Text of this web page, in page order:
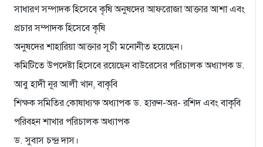
সাধারণ সম্পাদক হিসেবে কৃষি অনুষদের আফরোজা আক্তার আশা এবং
প্রচার সম্পাদক হিসেবে কৃষি
অনুষদের শাহারিয়া আক্তার সূচী মনোনীত হয়েছেন।
কমিটিতে উপদেষ্টা হিসেবে রয়েছেন বাউরেসের পরিচালক অধ্যাপক ড.
আবু হাদী নূর আলী খান, বাকৃবি
শিক্ষক সমিতির কোষাধ্যক্ষ অধ্যাপক ড. হারুন-অর- রশিদ এবং বাকৃবি
পরিবহন শাখার পরিচালক অধ্যাপক
ড. সুবাস চন্দ্র দাস।